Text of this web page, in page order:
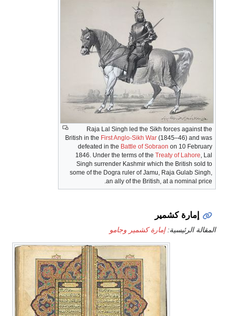
Raja Lal Singh led the Sikh forces against
British in theFirst Anglo-Sikh War(1845–46) and
defeated in theBattle of Sobraon on 10
1846. Under the terms of the Treaty of Lahore
Singh surrender Kashmir which the British sold
some of the Dogra ruler of Jamu, Raja Gulab
an ally of the British, at a nominal
إمارة كشمير
الرئيسية:إمارة كشمير وجامو